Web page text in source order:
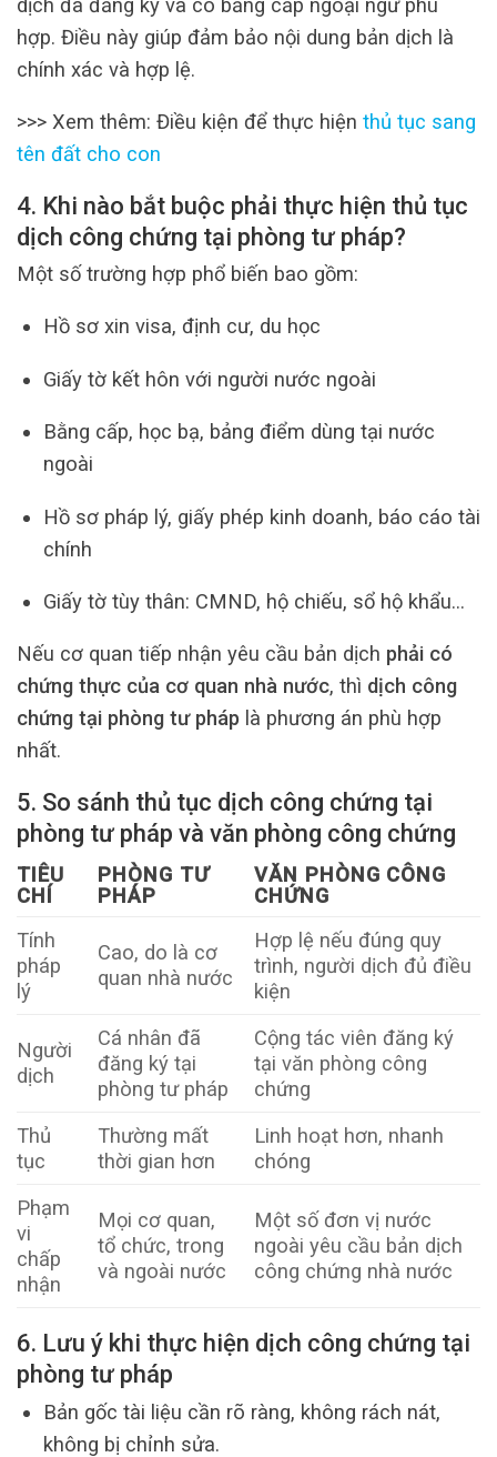
dịch đã đăng ký và có bằng cấp ngoại ngữ phù
hợp. Điều này giúp đảm bảo nội dung bản dịch là
chính xác và hợp lệ.
>>> Xem thêm: Điều kiện để thực hiện thủ tục sang
tên đất cho con
4. Khi nào bắt buộc phải thực hiện thủ tục
dịch công chứng tại phòng tư pháp?
Một số trường hợp phổ biến bao gồm:
Hồ sơ xin visa, định cư, du học
Giấy tờ kết hôn với người nước ngoài
Bằng cấp, học bạ, bảng điểm dùng tại nước
ngoài
Hồ sơ pháp lý, giấy phép kinh doanh, báo cáo tài
chính
Giấy tờ tùy thân: CMND, hộ chiếu, sổ hộ khẩu…
Nếu cơ quan tiếp nhận yêu cầu bản dịch phải có
chứng thực của cơ quan nhà nước, thì dịch công
chứng tại phòng tư pháp là phương án phù hợp
nhất.
5. So sánh thủ tục dịch công chứng tại
phòng tư pháp và văn phòng công chứng
TIÊU
CHÍ
PHÒNG TƯ
PHÁP
VĂN PHÒNG CÔNG
CHỨNG
Tính
pháp
lý
Cao, do là cơ
quan nhà nước
Hợp lệ nếu đúng quy
trình, người dịch đủ điều
kiện
Người
dịch
Cá nhân đã
đăng ký tại
phòng tư pháp
Cộng tác viên đăng ký
tại văn phòng công
chứng
Thủ
tục
Thường mất
thời gian hơn
Linh hoạt hơn, nhanh
chóng
Phạm
vi
chấp
nhận
Mọi cơ quan,
tổ chức, trong
và ngoài nước
Một số đơn vị nước
ngoài yêu cầu bản dịch
công chứng nhà nước
6. Lưu ý khi thực hiện dịch công chứng tại
phòng tư pháp
Bản gốc tài liệu cần rõ ràng, không rách nát,
không bị chỉnh sửa.